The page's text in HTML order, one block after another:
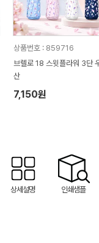
상품번호 : 859716
브렐로 18 스윗플라워 3단
산
7,150원
상세설명 인쇄샘플